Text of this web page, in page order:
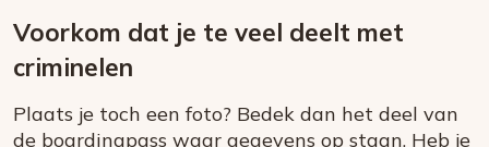
Voorkom dat je te veel deelt met
criminelen
Plaats je toch een foto? Bedek dan het deel van
de boardingpass waar gegevens op staan. Heb je